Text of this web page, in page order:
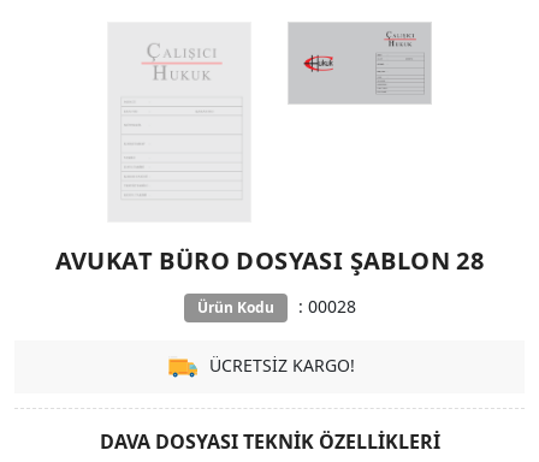
AVUKAT BÜRO DOSYASI ŞABLON 28
Ürün Kodu : 00028
ÜCRETSİZ KARGO!
DAVA DOSYASI TEKNİK ÖZELLİKLERİ